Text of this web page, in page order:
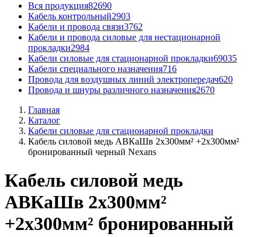
Вся продукция82690
Кабель контрольный2903
Кабели и провода связи3762
Кабели и провода силовые для нестационарной
прокладки2984
Кабели силовые для стационарной прокладки69035
Кабели специального назначения716
Провода для воздушных линий электропередач620
Провода и шнуры различного назначения2670
Главная
Каталог
Кабели силовые для стационарной прокладки
Кабель силовой медь АВКаШв 2x300мм² +2x300мм²
бронированный черный Nexans
Кабель силовой медь
АВКаШв 2x300мм²
+2x300мм² бронированный